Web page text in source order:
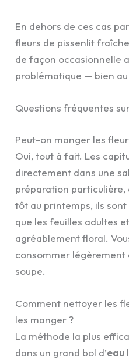
En dehors de ces cas
fleurs de pissenlit
de façon occasionnelle
problématique — bien
Questions fréquentes
Peut-on manger les
Oui, tout à fait. Les
directement dans une
préparation particulière,
tôt au printemps, ils
que les feuilles adultes
agréablement floral.
consommer légèrement
soupe.
Comment nettoyer les
les manger ?
La méthode la plus
dans un grand bol d’eau